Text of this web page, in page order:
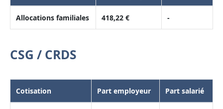
Allocations familiales 418,22 € -
CSG / CRDS
Cotisation Part employeur Part salarié